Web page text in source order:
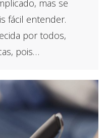
mas se
fácil entender.
por todos,
pois…